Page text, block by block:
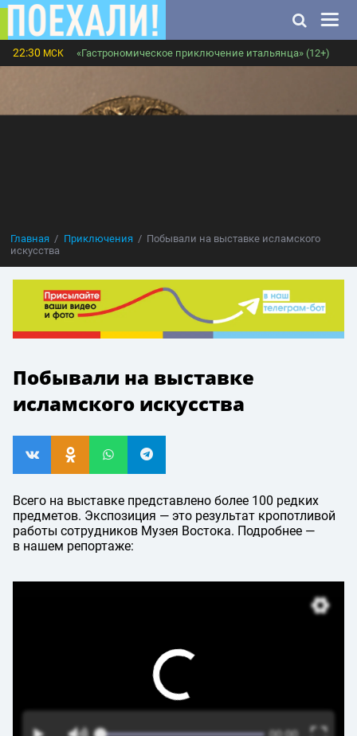
22:30 МСК «Гастрономическое приключение итальянца» (12+)
Главная Приключения
Побывали на выставке исламского
искусства
Побывали на выставке
исламского искусства
Всего на выставке представлено более 100 редких
предметов. Экспозиция — это результат кропотливой
работы сотрудников Музея Востока. Подробнее —
в нашем репортаже: